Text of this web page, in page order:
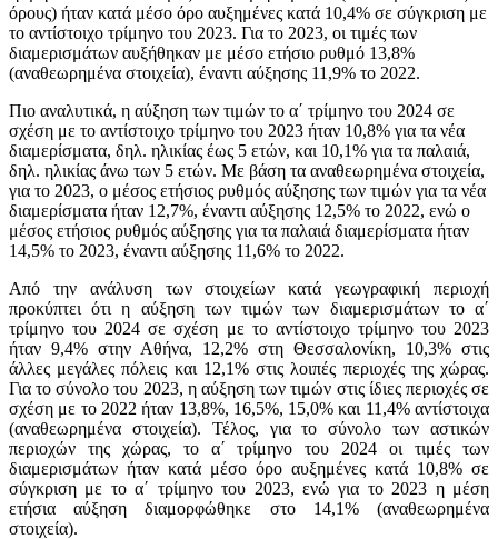
όρους) ήταν κατά μέσο όρο αυξημένες κατά 10,4% σε σύγκριση με
το αντίστοιχο τρίμηνο του 2023. Για το 2023, οι τιμές των
διαμερισμάτων αυξήθηκαν με μέσο ετήσιο ρυθμό 13,8%
(αναθεωρημένα στοιχεία), έναντι αύξησης 11,9% το 2022.
Πιο αναλυτικά, η αύξηση των τιμών το α΄ τρίμηνο του 2024 σε
σχέση με το αντίστοιχο τρίμηνο του 2023 ήταν 10,8% για τα νέα
διαμερίσματα, δηλ. ηλικίας έως 5 ετών, και 10,1% για τα παλαιά,
δηλ. ηλικίας άνω των 5 ετών. Με βάση τα αναθεωρημένα στοιχεία,
για το 2023, ο μέσος ετήσιος ρυθμός αύξησης των τιμών για τα νέα
διαμερίσματα ήταν 12,7%, έναντι αύξησης 12,5% το 2022, ενώ ο
μέσος ετήσιος ρυθμός αύξησης για τα παλαιά διαμερίσματα ήταν
14,5% το 2023, έναντι αύξησης 11,6% το 2022.
Από την ανάλυση των στοιχείων κατά γεωγραφική περιοχή
προκύπτει ότι η αύξηση των τιμών των διαμερισμάτων το α΄
τρίμηνο του 2024 σε σχέση με το αντίστοιχο τρίμηνο του 2023
ήταν 9,4% στην Αθήνα, 12,2% στη Θεσσαλονίκη, 10,3% στις
άλλες μεγάλες πόλεις και 12,1% στις λοιπές περιοχές της χώρας.
Για το σύνολο του 2023, η αύξηση των τιμών στις ίδιες περιοχές σε
σχέση με το 2022 ήταν 13,8%, 16,5%, 15,0% και 11,4% αντίστοιχα
(αναθεωρημένα στοιχεία). Τέλος, για το σύνολο των αστικών
περιοχών της χώρας, το α΄ τρίμηνο του 2024 οι τιμές των
διαμερισμάτων ήταν κατά μέσο όρο αυξημένες κατά 10,8% σε
σύγκριση με το α΄ τρίμηνο του 2023, ενώ για το 2023 η μέση
ετήσια αύξηση διαμορφώθηκε στο 14,1% (αναθεωρημένα
στοιχεία).